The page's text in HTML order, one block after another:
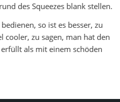
des Squeezes blank stellen.
so ist es besser, zu
cooler, zu sagen, man hat den
als mit einem schöden